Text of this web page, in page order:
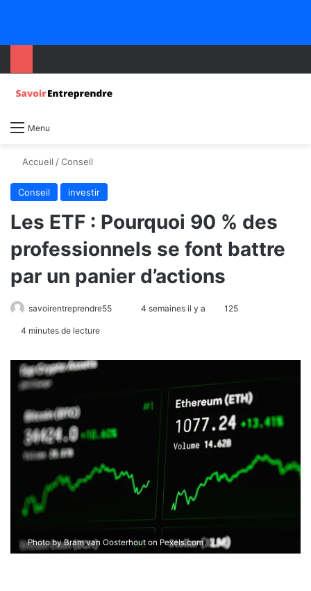
Menu
Accueil /Conseil
Conseil investir
Les ETF : Pourquoi 90 % des
professionnels se font battre
par un panier d’actions
savoirentreprendre55 4 semaines il y a 125
4 minutes de lecture
Photo by Bram van Oosterhout on Pexels.com